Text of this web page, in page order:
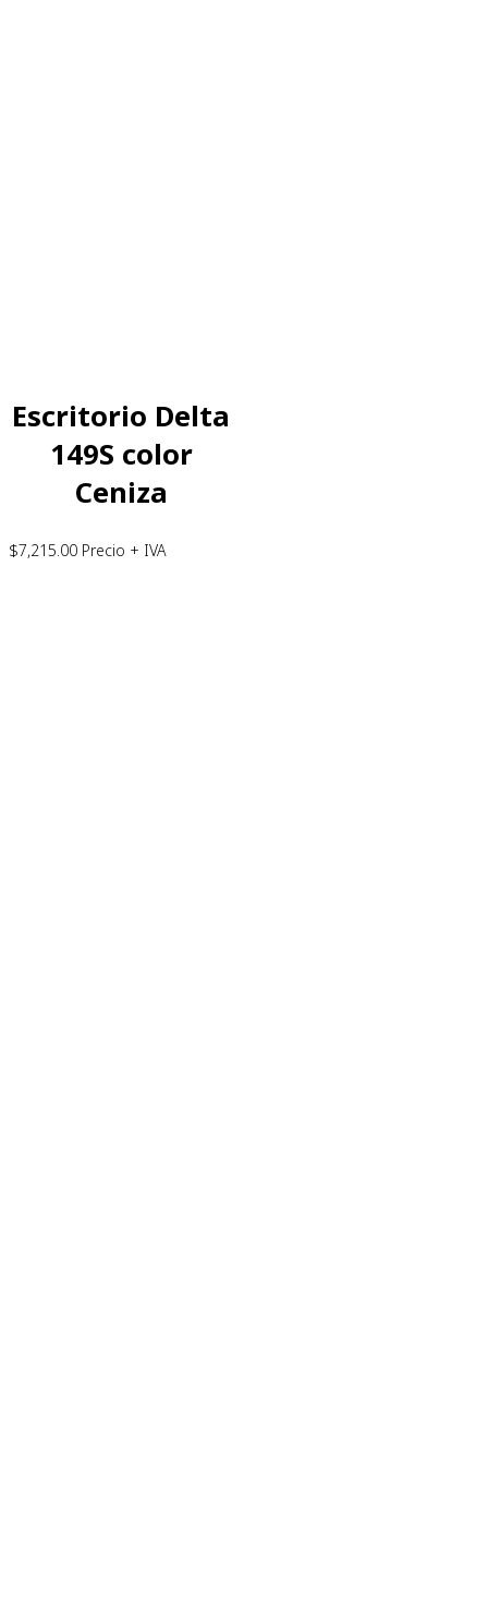
Escritorio Delta
149S color
Ceniza
$7,215.00 Precio + IVA